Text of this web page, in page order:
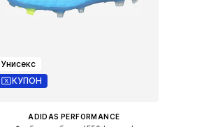
Унисекс
КУПОН
ADIDAS PERFORMANCE